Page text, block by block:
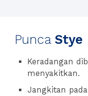
Punca Stye
Keradangan
menyakitkan.
Jangkitan